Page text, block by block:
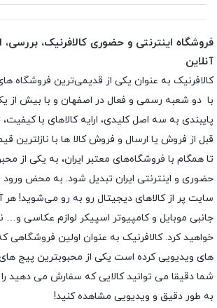
فروشگاه اینترنتی و حضوری کالافرنیک،
آنلاین
کالافرنیک به عنوان یکی از قدیمی‌ترین فروشگاه
با دو شعبه رسمی و فعال در اصفهان و با بیش از
پایبندی به سه اصل کلیدی، ارایه کالاهای با
قبل از فروش یا ارسال و فروش کالا ها با
تا همگام با فروشگاه‌های معتبر ایران، به یکی از
حضوری و اینترنتی ایران تبدیل شود. به محض ورود
سایت پر از کالاهای دیجیتال رو به رو می‌شوید! هر
جانبی موبایل و کامپیوتر اسپیکر لوازم عکاسی و…
خواهید کرد. کالافرنیک به عنوان اولین
های ویدیویی کرده است یکی از محبوبترین پیج های
شما دقیقا می توانید کالایی که سفارش می دهید
به طور دقیق و ویدیویی مشاهده کنید!